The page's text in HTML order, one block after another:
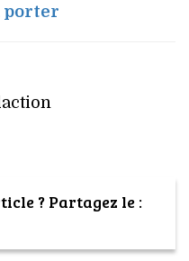
porter
? Partagez le :